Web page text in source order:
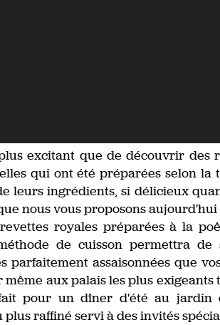
excitant que de découvrir des
qui ont été préparées selon
leurs ingrédients, si délicieux
nous vous proposons
royales préparées à la
de cuisson permettra
parfaitement assaisonnées que
aux palais les plus exigeants
pour un dîner d'été au
raffiné servi à des invités